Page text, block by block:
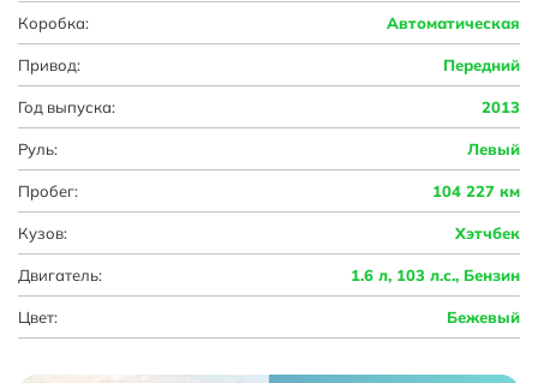
Коробка: Автоматическая
Привод: Передний
Год выпуска: 2013
Руль: Левый
Пробег: 104 227 км
Кузов: Хэтчбек
Двигатель: 1.6 л, 103 л.с., Бензин
Цвет: Бежевый